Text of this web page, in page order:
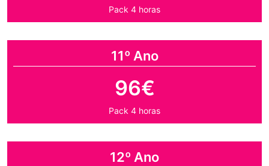
Pack 4 horas
11º Ano
96€
Pack 4 horas
12º Ano